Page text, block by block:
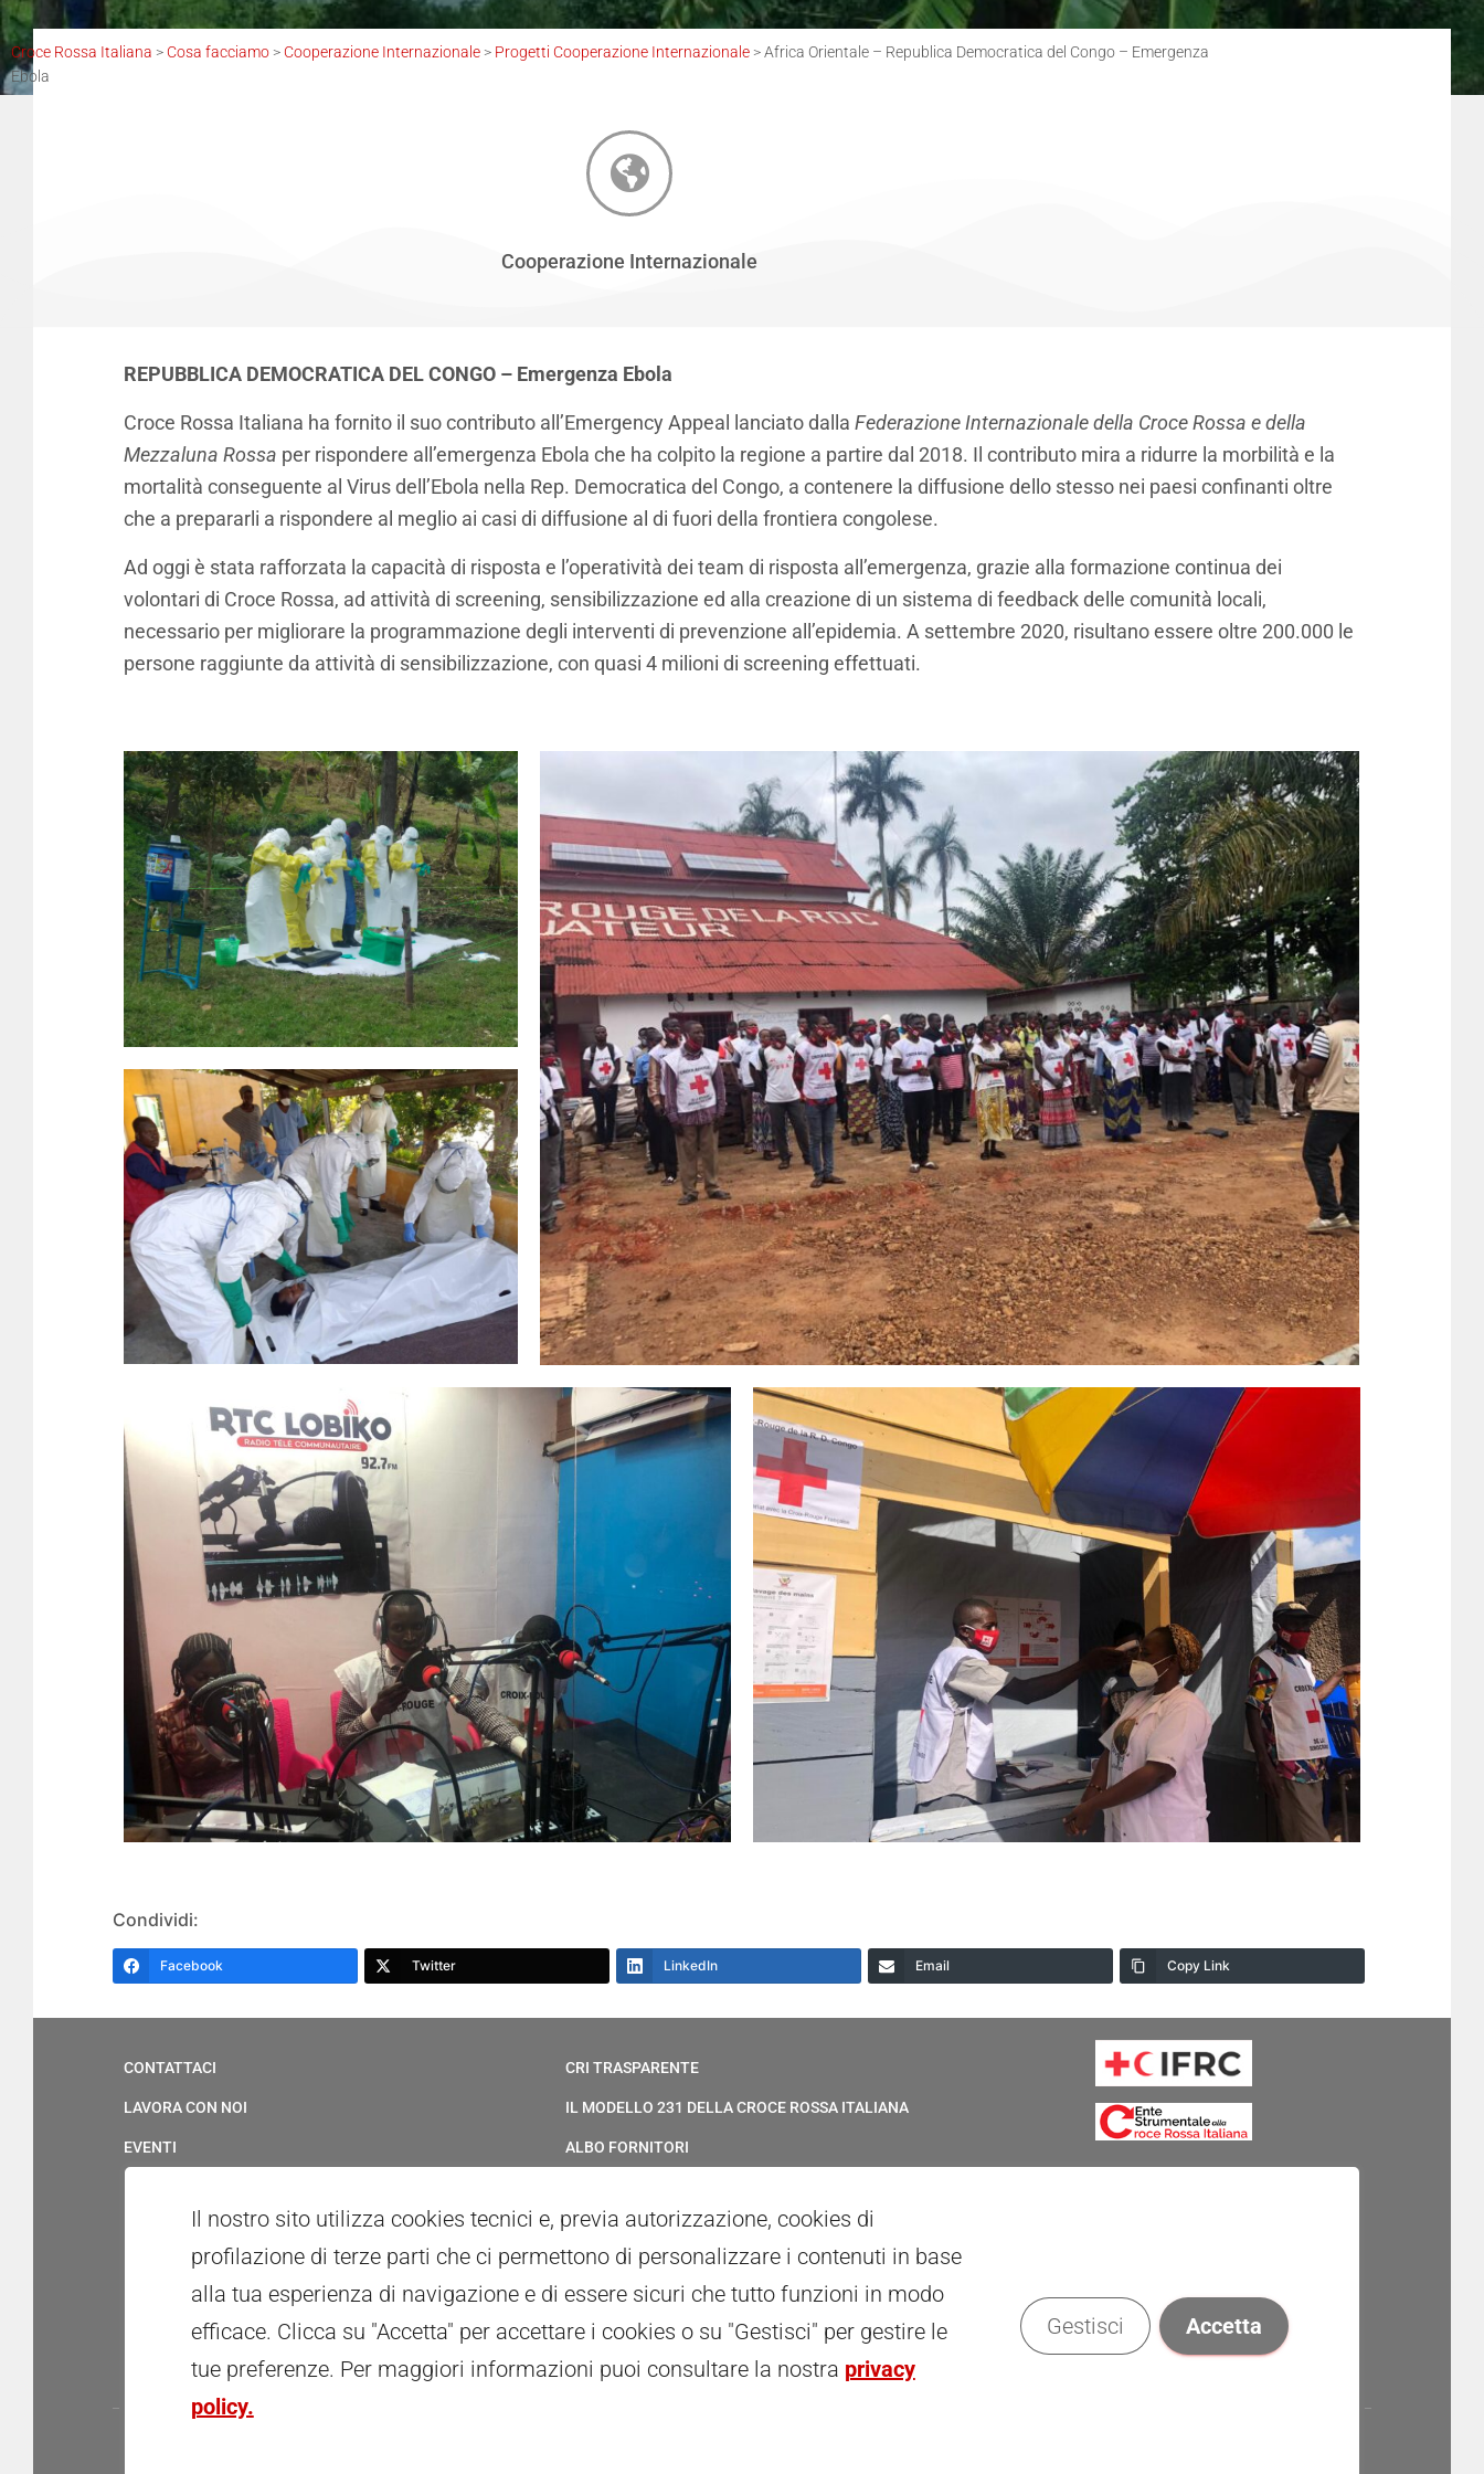
Croce Rossa Italiana > Cosa facciamo > Cooperazione Internazionale > Progetti Cooperazione Internazionale >Africa Orientale – Republica Democratica del Congo – Emergenza
Ebola
Cooperazione Internazionale
REPUBBLICA DEMOCRATICA DEL CONGO – Emergenza Ebola
Croce Rossa Italiana ha fornito il suo contributo all’Emergency Appeal lanciato dalla Federazione Internazionale della Croce Rossa e della
Mezzaluna Rossa per rispondere all’emergenza Ebola che ha colpito la regione a partire dal 2018. Il contributo mira a ridurre la morbilità e la
mortalità conseguente al Virus dell’Ebola nella Rep. Democratica del Congo, a contenere la diffusione dello stesso nei paesi confinanti oltre
che a prepararli a rispondere al meglio ai casi di diffusione al di fuori della frontiera congolese.
Ad oggi è stata rafforzata la capacità di risposta e l’operatività dei team di risposta all’emergenza, grazie alla formazione continua dei
volontari di Croce Rossa, ad attività di screening, sensibilizzazione ed alla creazione di un sistema di feedback delle comunità locali,
necessario per migliorare la programmazione degli interventi di prevenzione all’epidemia. A settembre 2020, risultano essere oltre 200.000 le
persone raggiunte da attività di sensibilizzazione, con quasi 4 milioni di screening effettuati.
Condividi:
Facebook Twitter LinkedIn Email Copy Link
CONTATTACI
LAVORA CON NOI
EVENTI
UFFICIO STAMPA & MULTIMEDIA
WHISTLEBLOWING
PATROCINI E CONCESSIONE USO LOGOTIPO
CRI TRASPARENTE
IL MODELLO 231 DELLA CROCE ROSSA ITALIANA
ALBO FORNITORI
PRIVACY
GESTIONALE GAIA
RED CLOUD
Il nostro sito utilizza cookies tecnici e, previa autorizzazione, cookies di
profilazione di terze parti che ci permettono di personalizzare i contenuti in base
alla tua esperienza di navigazione e di essere sicuri che tutto funzioni in modo
efficace. Clicca su "Accetta" per accettare i cookies o su "Gestisci" per gestire le
tue preferenze. Per maggiori informazioni puoi consultare la nostra privacy
policy.
Accetta
Gestisci